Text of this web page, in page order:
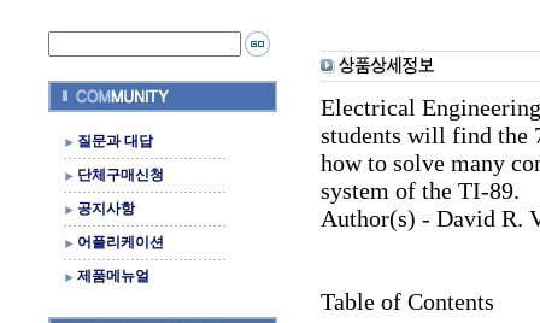
질문과 대답
단체구매신청
공지사항
어플리케이션
제품메뉴얼
Electrical
students will find the
how to solve many
system of the TI-89.
Author(s) - David R.
Table of Contents